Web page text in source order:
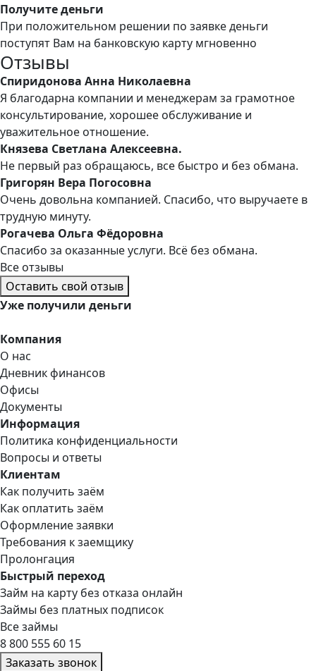
Получите деньги
При положительном решении по заявке деньги
поступят Вам на банковскую карту мгновенно
Отзывы
Спиридонова Анна Николаевна
Я благодарна компании и менеджерам за грамотное
консультирование, хорошее обслуживание и
уважительное отношение.
Князева Светлана Алексеевна.
Не первый раз обращаюсь, все быстро и без обмана.
Григорян Вера Погосовна
Очень довольна компанией. Спасибо, что выручаете в
трудную минуту.
Рогачева Ольга Фёдоровна
Спасибо за оказанные услуги. Всё без обмана.
Все отзывы
Оставить свой отзыв
Уже получили деньги
Компания
О нас
Дневник финансов
Офисы
Документы
Информация
Политика конфиденциальности
Вопросы и ответы
Клиентам
Как получить заём
Как оплатить заём
Оформление заявки
Требования к заемщику
Пролонгация
Быстрый переход
Займ на карту без отказа онлайн
Займы без платных подписок
Все займы
8 800 555 60 15
Заказать звонок